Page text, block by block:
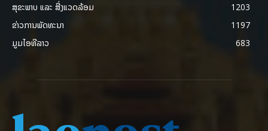
ສຸຂະພາບ ແລະ ສີ່ງແວດລ້ອມ
1203
ຂ່າວການພັດທະນາ
1197
ມູມໄອທີລາວ
683